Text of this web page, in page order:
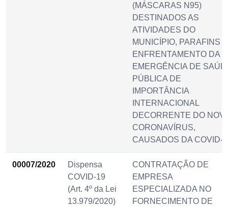
(MÁSCARAS N95)
DESTINADOS AS
ATIVIDADES DO
MUNICÍPIO, PARAFINS
ENFRENTAMENTO DA
EMERGÊNCIA DE
PÚBLICA DE
IMPORTÂNCIA
INTERNACIONAL
DECORRENTE DO
CORONAVÍRUS,
CAUSADOS DA COVID-
00007/2020
Dispensa
COVID-19
(Art. 4º da Lei
13.979/2020)
CONTRATAÇÃO DE
EMPRESA
ESPECIALIZADA NO
FORNECIMENTO DE